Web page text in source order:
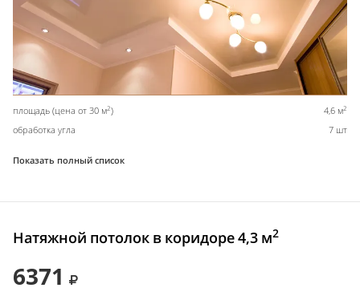
площадь (цена от 30 м2) 4,6 м2
обработка угла 7 шт
Показать полный список
Натяжной потолок в коридоре 4,3 м2
6371